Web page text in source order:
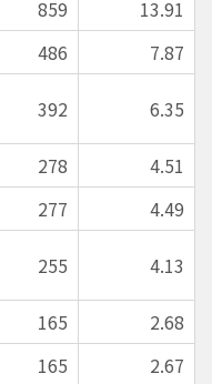
859
13.91
486
7.87
392 6.35
278
4.51
277
4.49
255 4.13
165
2.68
165
2.67